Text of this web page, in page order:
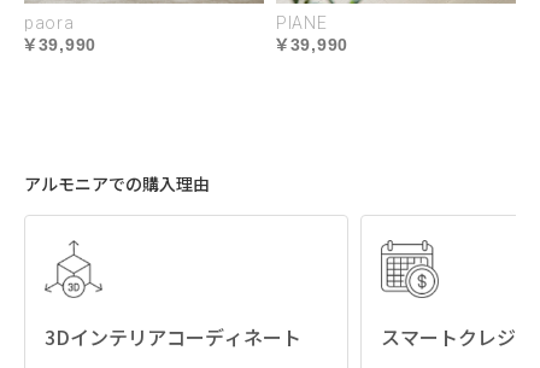
paora
39,990
PIANE
39,990
アルモニアでの購入理由
3Dインテリアコーディネート スマートクレジ